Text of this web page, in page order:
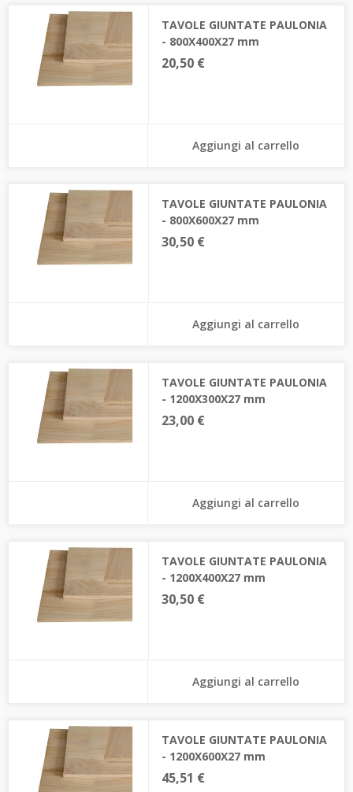
TAVOLE GIUNTATE PAULONIA
- 800X400X27 mm
20,50 €
Aggiungi al carrello
TAVOLE GIUNTATE PAULONIA
- 800X600X27 mm
30,50 €
Aggiungi al carrello
TAVOLE GIUNTATE PAULONIA
- 1200X300X27 mm
23,00 €
Aggiungi al carrello
TAVOLE GIUNTATE PAULONIA
- 1200X400X27 mm
30,50 €
Aggiungi al carrello
TAVOLE GIUNTATE PAULONIA
- 1200X600X27 mm
45,51 €